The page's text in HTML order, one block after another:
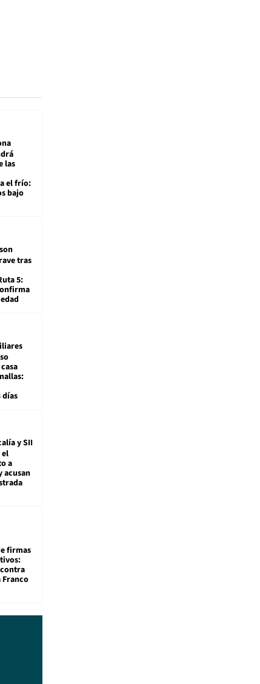
las
el frío:
bajo
tras
5:
y SII
a
acusan
firmas
Franco